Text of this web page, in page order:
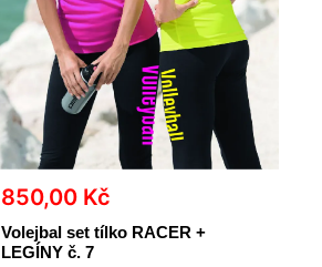
850,00 Kč
Volejbal set tílko RACER +
LEGÍNY č. 7